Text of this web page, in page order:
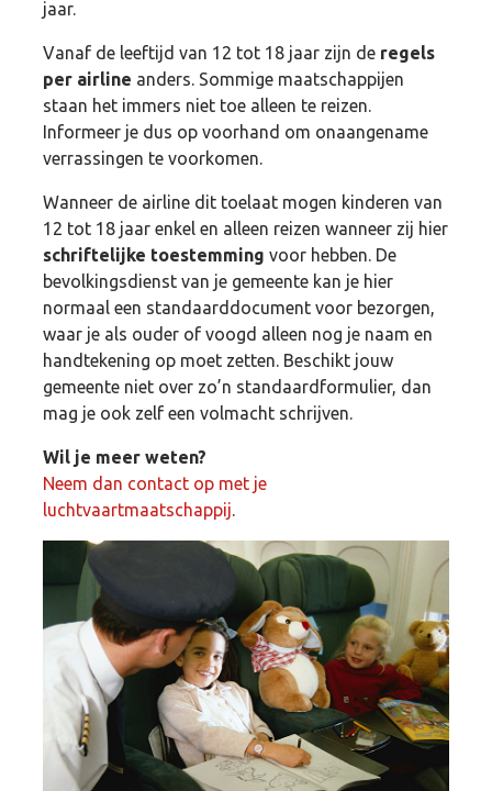
jaar.
Vanaf de leeftijd van 12 tot 18 jaar zijn de regels
per airline anders. Sommige maatschappijen
staan het immers niet toe alleen te reizen.
Informeer je dus op voorhand om onaangename
verrassingen te voorkomen.
Wanneer de airline dit toelaat mogen kinderen van
12 tot 18 jaar enkel en alleen reizen wanneer zij hier
schriftelijke toestemming voor hebben. De
bevolkingsdienst van je gemeente kan je hier
normaal een standaarddocument voor bezorgen,
waar je als ouder of voogd alleen nog je naam en
handtekening op moet zetten. Beschikt jouw
gemeente niet over zo’n standaardformulier, dan
mag je ook zelf een volmacht schrijven.
Wil je meer weten?
Neem dan contact op met je
luchtvaartmaatschappij